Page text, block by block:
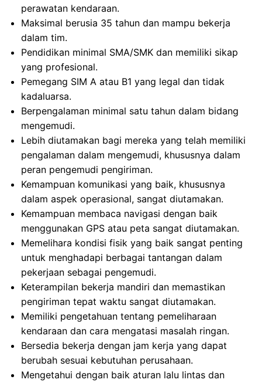
perawatan kendaraan.
Maksimal berusia 35 tahun dan mampu bekerja
dalam tim.
Pendidikan minimal SMA/SMK dan memiliki sikap
yang profesional.
Pemegang SIM A atau B1 yang legal dan tidak
kadaluarsa.
Berpengalaman minimal satu tahun dalam bidang
mengemudi.
Lebih diutamakan bagi mereka yang telah memiliki
pengalaman dalam mengemudi, khususnya dalam
peran pengemudi pengiriman.
Kemampuan komunikasi yang baik, khususnya
dalam aspek operasional, sangat diutamakan.
Kemampuan membaca navigasi dengan baik
menggunakan GPS atau peta sangat diutamakan.
Memelihara kondisi fisik yang baik sangat penting
untuk menghadapi berbagai tantangan dalam
pekerjaan sebagai pengemudi.
Keterampilan bekerja mandiri dan memastikan
pengiriman tepat waktu sangat diutamakan.
Memiliki pengetahuan tentang pemeliharaan
kendaraan dan cara mengatasi masalah ringan.
Bersedia bekerja dengan jam kerja yang dapat
berubah sesuai kebutuhan perusahaan.
Mengetahui dengan baik aturan lalu lintas dan